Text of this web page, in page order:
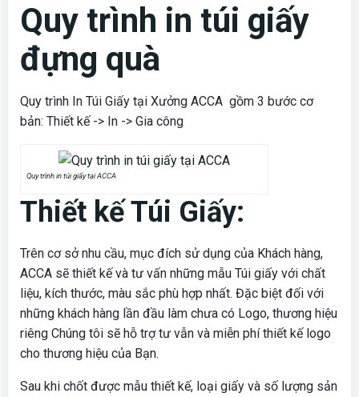
Quy trình in túi giấy
đựng quà
Quy trình In Túi Giấy tại Xưởng ACCA gồm 3 bước cơ
bản: Thiết kế -> In -> Gia công
Quy trình in túi giấy tại ACCA
Thiết kế Túi Giấy:
Trên cơ sở nhu cầu, mục đích sử dụng của Khách hàng,
ACCA sẽ thiết kế và tư vấn những mẫu Túi giấy với chất
liệu, kích thước, màu sắc phù hợp nhất. Đặc biệt đối với
những khách hàng lần đầu làm chưa có Logo, thương hiệu
riêng Chúng tôi sẽ hỗ trợ tư vẫn và miễn phí thiết kế logo
cho thương hiệu của Bạn.
Sau khi chốt được mẫu thiết kế, loại giấy và số lượng sản